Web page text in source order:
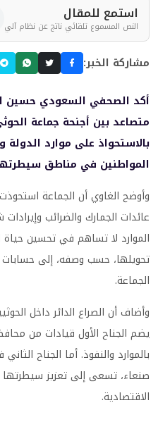
استمع للمقال
النص المسموع تلقائي ناتج عن نظام آلي
مشاركة الخبر:
أكد الصحفي السعودي حسين
متصاعد بين أجنحة جماعة
بالاستحواذ على موارد
المواطنين في مناطق
وأوضح الغاوي أن الجماعة
عائدات الجمارك والضرائب
الموارد لا تساهم في تحسين حياة
تحويلها، حسب وصفه، إلى
الجماعة.
وأضاف أن الصراع الدائر داخل
يضم الجناح الأول قيادات من
بالموارد والنفوذ. أما الجناح
صنعاء، تسعى إلى تعزيز سيطرتها
الاقتصادية.